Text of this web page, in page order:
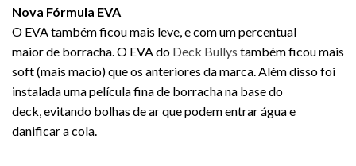
Nova Fórmula EVA
O EVA também ficou mais leve, e com um percentual
maior de borracha. O EVA do Deck Bullys também ficou mais
soft (mais macio) que os anteriores da marca. Além disso foi
instalada uma película fina de borracha na base do
deck, evitando bolhas de ar que podem entrar água e
danificar a cola.